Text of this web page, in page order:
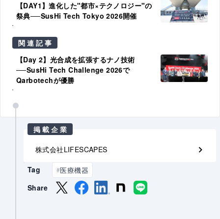
【DAY1】進化した"都市×テクノロジー"の
祭典──SusHi Tech Tokyo 2026開催
関連記事
【Day 2】光合成を拡張するナノ技術
──SusHi Tech Challenge 2026で
Qarbotechが優勝
掲載企業
株式会社LIFESCAPES
Tag #医療機器
Share